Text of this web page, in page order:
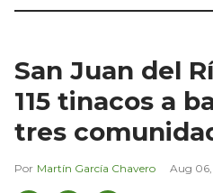
San Juan del
115 tinacos a
tres
Martín García Chavero Aug